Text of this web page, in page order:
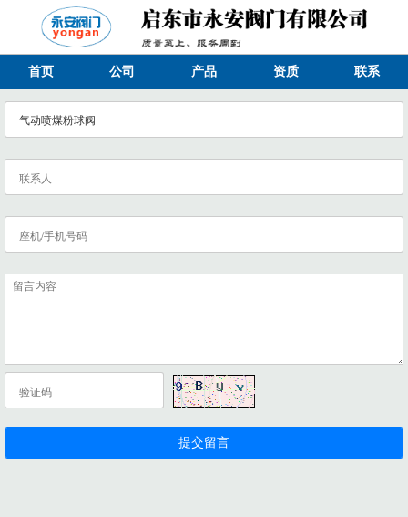
首页 公司 产品 资质 联系